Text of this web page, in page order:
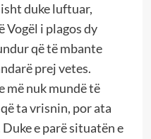
duke luftuar,
i plagos dy
që të mbante
prej vetes.
më nuk mundë të
ta vrisnin, por ata
e parë situatën e